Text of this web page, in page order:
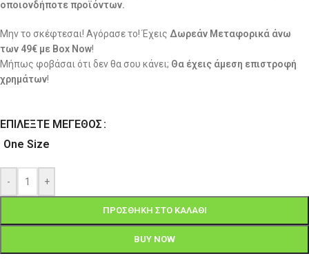
οποιονδήποτε προϊόντων.
Μην το σκέφτεσαι! Αγόρασε το! Έχεις Δωρεάν Μεταφορικά άνω
των 49€ με Box Now!
Μήπως φοβάσαι ότι δεν θα σου κάνει; Θα έχεις άμεση επιστροφή
χρημάτων!
ΕΠΙΛΈΞΤΕ ΜΈΓΕΘΟΣ
One Size
- +
ΠΡΟΣΘΉΚΗ ΣΤΟ ΚΑΛΆΘΙ
BUY NOW